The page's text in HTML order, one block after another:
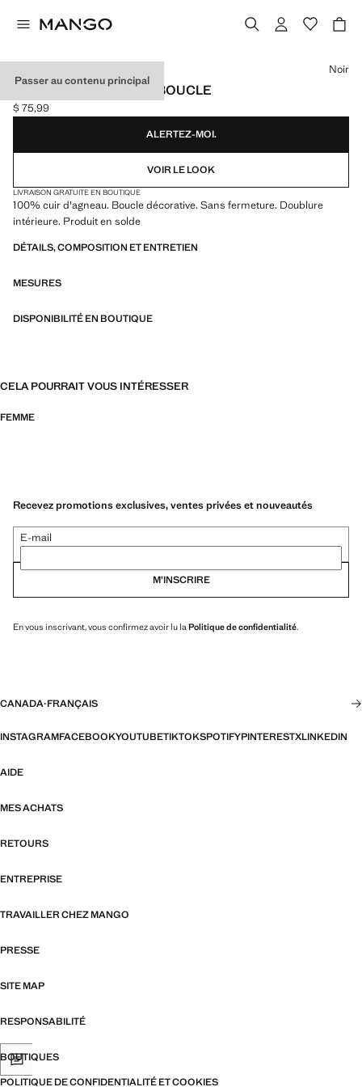
Passer au contenu principal
GANTS EN CUIR AVEC BOUCLE
Prix actuel [$ 75,99 ]
$ 75,99
Choisissez une couleur
Noir
ALERTEZ-MOI.
VOIR LE LOOK
LIVRAISON GRATUITE EN BOUTIQUE
100% cuir d'agneau. Boucle décorative. Sans fermeture. Doublure
intérieure. Produit en solde
DÉTAILS, COMPOSITION ET ENTRETIEN
MESURES
DISPONIBILITÉ EN BOUTIQUE
CELA POURRAIT VOUS INTÉRESSER
FEMME
Recevez promotions exclusives, ventes privées et nouveautés
E-mail
M’INSCRIRE
En vous inscrivant, vous confirmez avoir lu la Politique de confidentialité.
CANADA·FRANÇAIS
INSTAGRAMFACEBOOKYOUTUBETIKTOKSPOTIFYPINTERESTXLINKEDIN
AIDE
MES ACHATS
RETOURS
ENTREPRISE
TRAVAILLER CHEZ MANGO
PRESSE
SITE MAP
RESPONSABILITÉ
BOUTIQUES
POLITIQUE DE CONFIDENTIALITÉ ET COOKIES